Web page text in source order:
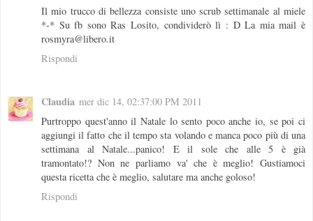
Il mio trucco di bellezza consiste uno scrub settimanale al miele
*-* Su fb sono Ras Losito, condividerò lì : D La mia mail è
rosmyra@libero.it
Rispondi
Claudia mer dic 14, 02:37:00 PM 2011
Purtroppo quest'anno il Natale lo sento poco anche io, se poi ci
aggiungi il fatto che il tempo sta volando e manca poco più di una
settimana al Natale...panico! E il sole che alle 5 è già
tramontato!? Non ne parliamo va' che è meglio! Gustiamoci
questa ricetta che è meglio, salutare ma anche goloso!
Rispondi